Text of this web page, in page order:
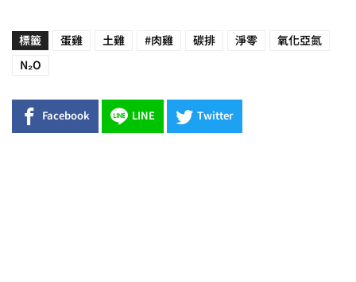
標籤 蛋雞 土雞 #肉雞 碳排 淨零 氧化亞氮
N₂O
Facebook LINE Twitter